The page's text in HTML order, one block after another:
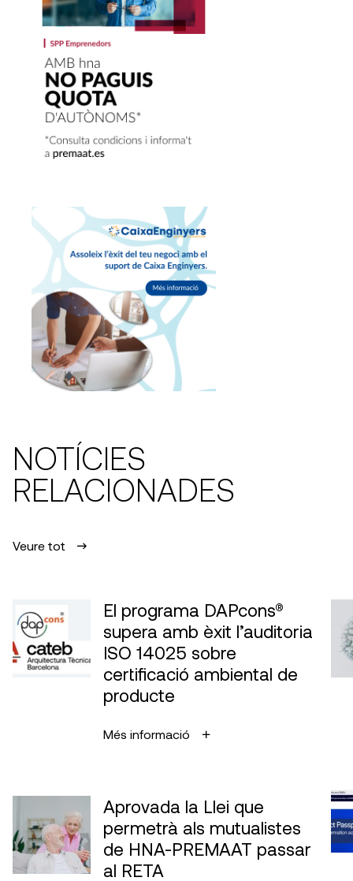
NOTÍCIES
RELACIONADES
Veure tot
El programa DAPcons®
supera amb èxit l’auditoria
ISO 14025 sobre
certificació ambiental de
producte
Més informació
Aprovada la Llei que
permetrà als mutualistes
de HNA-PREMAAT passar
al RETA